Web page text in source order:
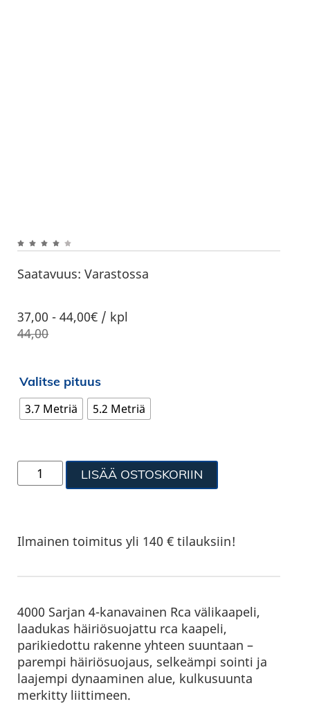
Saatavuus: Varastossa
37,00 -44,00€ / kpl
44,00
Valitse pituus
3.7 Metriä 5.2 Metriä
LISÄÄ OSTOSKORIIN
Ilmainen toimitus yli 140 € tilauksiin!
4000 Sarjan 4-kanavainen Rca välikaapeli,
laadukas häiriösuojattu rca kaapeli,
parikiedottu rakenne yhteen suuntaan –
parempi häiriösuojaus, selkeämpi sointi ja
laajempi dynaaminen alue, kulkusuunta
merkitty liittimeen.